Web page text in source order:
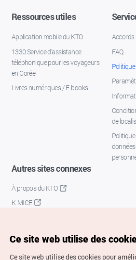
Ressources utiles
Application mobile du KTO
1330 Service d'assistance
téléphonique pour les voyageurs
en Corée
Livres numériques / E-books
Accords
FAQ
de
Autres sites connexes
À propos du KTO
K-MICE
Ce site web utilise des
Ce site web utilise des cookies pour